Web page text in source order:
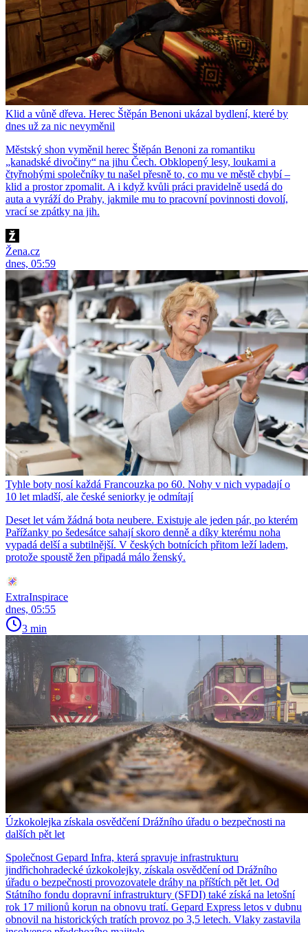
Klid a vůně dřeva. Herec Štěpán Benoni ukázal bydlení, které by
dnes už za nic nevyměnil
Městský shon vyměnil herec Štěpán Benoni za romantiku
„kanadské divočiny“ na jihu Čech. Obklopený lesy, loukami a
čtyřnohými společníky tu našel přesně to, co mu ve městě chybí –
klid a prostor zpomalit. A i když kvůli práci pravidelně usedá do
auta a vyráží do Prahy, jakmile mu to pracovní povinnosti dovolí,
vrací se zpátky na jih.
Žena.cz
dnes, 05:59
Tyhle boty nosí každá Francouzka po 60. Nohy v nich vypadají o
10 let mladší, ale české seniorky je odmítají
Deset let vám žádná bota neubere. Existuje ale jeden pár, po kterém
Pařížanky po šedesátce sahají skoro denně a díky kterému noha
vypadá delší a subtilnější. V českých botnících přitom leží ladem,
protože spoustě žen připadá málo ženský.
ExtraInspirace
dnes, 05:55
3 min
Úzkokolejka získala osvědčení Drážního úřadu o bezpečnosti na
dalších pět let
Společnost Gepard Infra, která spravuje infrastrukturu
jindřichohradecké úzkokolejky, získala osvědčení od Drážního
úřadu o bezpečnosti provozovatele dráhy na příštích pět let. Od
Státního fondu dopravní infrastruktury (SFDI) také získá na letošní
rok 17 milionů korun na obnovu tratí. Gepard Express letos v dubnu
obnovil na historických tratích provoz po 3,5 letech. Vlaky zastavila